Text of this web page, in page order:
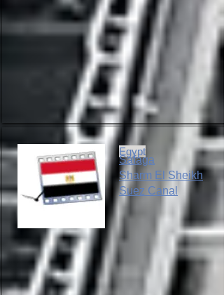
Egypt
Safaga
Sharm El Sheikh
Suez Canal